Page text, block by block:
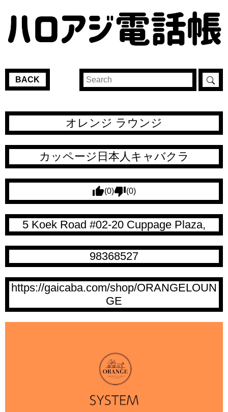
BACK
オレンジ ラウンジ
カッページ日本人キャバクラ
(0) (0)
5 Koek Road #02-20 Cuppage Plaza,
98368527
https://gaicaba.com/shop/ORANGELOUN
GE